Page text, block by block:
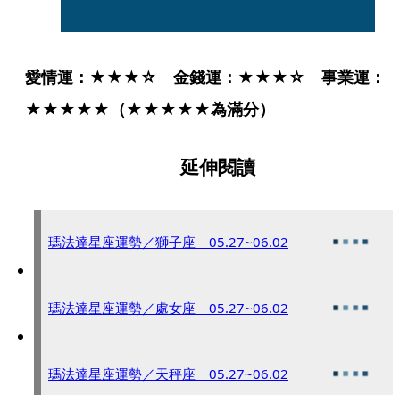
愛情運：★★★☆　金錢運：★★★☆　事業運：
★★★★★（★★★★★為滿分）
延伸閱讀
瑪法達星座運勢／獅子座 05.27~06.02
瑪法達星座運勢／處女座 05.27~06.02
瑪法達星座運勢／天秤座 05.27~06.02